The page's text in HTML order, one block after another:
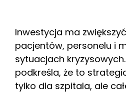
Inwestycja ma
pacjentów, personelu i
sytuacjach
podkreśla, że to
tylko dla szpitala, ale